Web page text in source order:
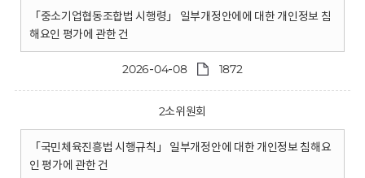
「중소기업협동조합법 시행령」 일부개정안에에 대한 개인정보 침
해요인 평가에 관한 건
2026-04-08 1872
2소위원회
「국민체육진흥법 시행규칙」 일부개정안에 대한 개인정보 침해요
인 평가에 관한 건